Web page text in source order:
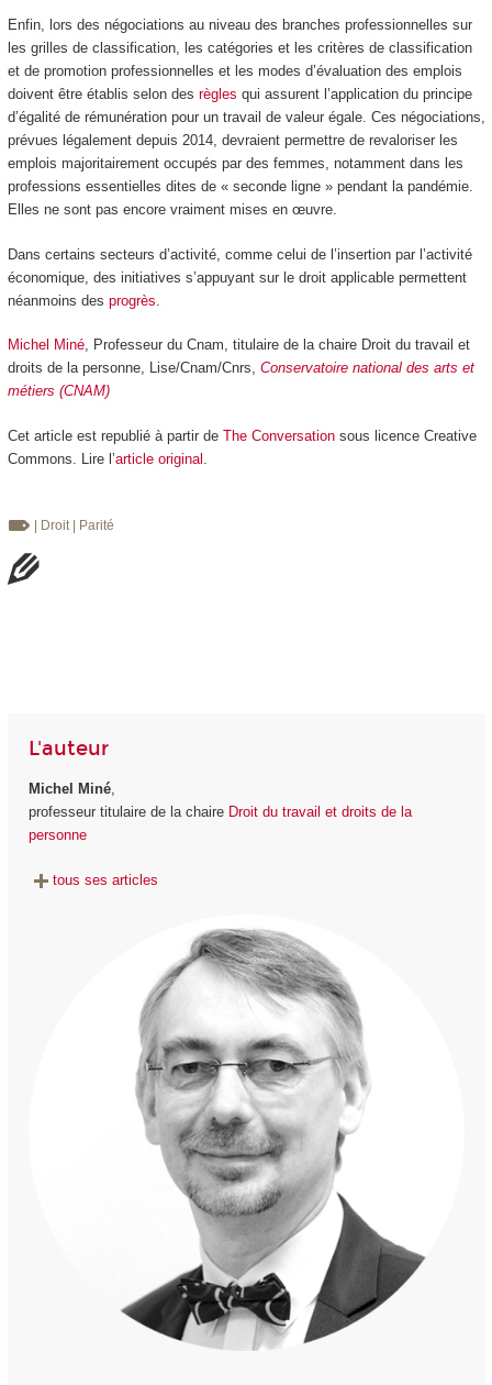
Enfin, lors des négociations au niveau des branches professionnelles sur
les grilles de classification, les catégories et les critères de classification
et de promotion professionnelles et les modes d’évaluation des emplois
doivent être établis selon des règles qui assurent l’application du principe
d’égalité de rémunération pour un travail de valeur égale. Ces négociations,
prévues légalement depuis 2014, devraient permettre de revaloriser les
emplois majoritairement occupés par des femmes, notamment dans les
professions essentielles dites de « seconde ligne » pendant la pandémie.
Elles ne sont pas encore vraiment mises en œuvre.
Dans certains secteurs d’activité, comme celui de l’insertion par l’activité
économique, des initiatives s’appuyant sur le droit applicable permettent
néanmoins des progrès
Michel Miné, Professeur du Cnam, titulaire de la chaire Droit du travail et
droits de la personne, Lise/Cnam/Cnrs, Conservatoire national des arts et
métiers (CNAM)
Cet article est republié à partir de The Conversationsous licence Creative
Commons. Lire l’article original
| Droit | Parité
L'auteur
Michel Miné,
professeur titulaire de la chaire Droit du travail et droits de la
personne
tous ses articles